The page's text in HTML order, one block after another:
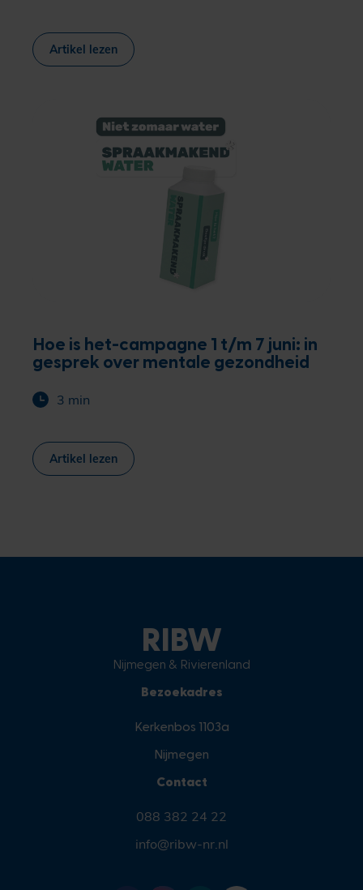
Artikel lezen
Hoe is het-campagne 1 t/m 7 juni: in
gesprek over mentale gezondheid
3 min
Artikel lezen
RIBW
Nijmegen & Rivierenland
Bezoekadres
Kerkenbos 1103a
Nijmegen
Contact
088 382 24 22
info@ribw-nr.nl